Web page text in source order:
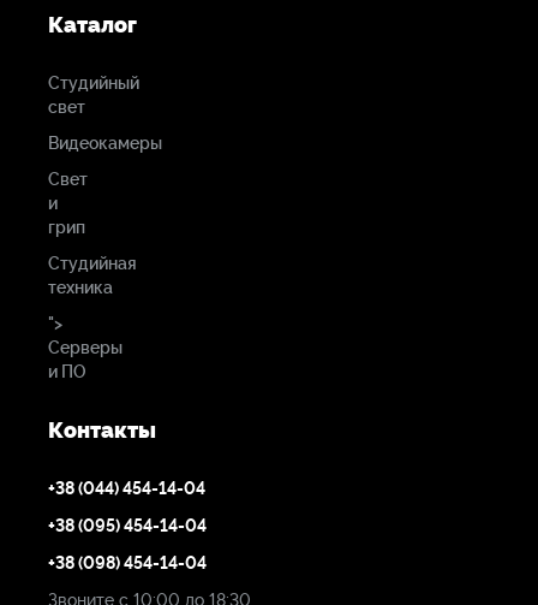
Каталог
Студийный
свет
Видеокамеры
Свет
и
грип
Студийная
техника
">
Серверы
и ПО
Контакты
+38 (044) 454-14-04
+38 (095) 454-14-04
+38 (098) 454-14-04
Звоните с 10:00 до 18:30